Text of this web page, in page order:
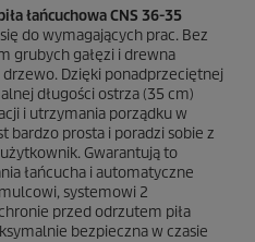
łańcuchowa CNS 36-35
do wymagających prac. Bez
grubych gałęzi i drewna
Dzięki ponadprzeciętnej
długości ostrza (35 cm)
i utrzymania porządku w
bardzo prosta i poradzi sobie z
Gwarantują to
łańcucha i automatyczne
systemowi 2
przed odrzutem piła
bezpieczna w czasie